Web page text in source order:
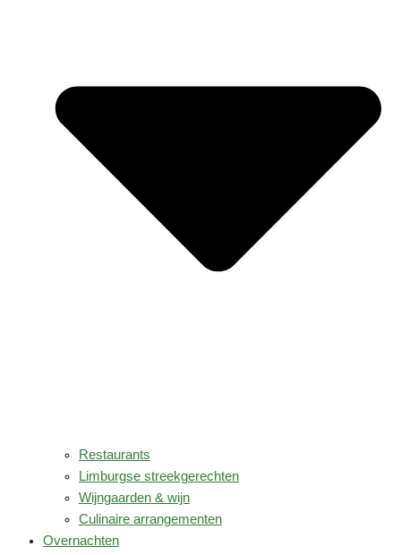
Restaurants
Limburgse streekgerechten
Wijngaarden & wijn
Culinaire arrangementen
Overnachten